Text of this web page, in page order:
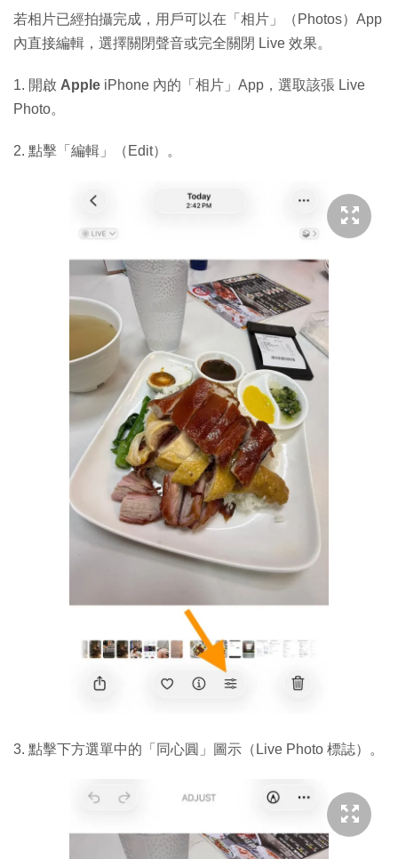
若相片已經拍攝完成，用戶可以在「相片」（Photos）App
內直接編輯，選擇關閉聲音或完全關閉 Live 效果。
1. 開啟 Apple iPhone 內的「相片」App，選取該張 Live
Photo。
2. 點擊「編輯」（Edit）。
3. 點擊下方選單中的「同心圓」圖示（Live Photo 標誌）。